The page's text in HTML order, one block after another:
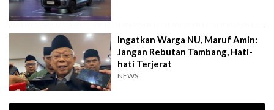
Ingatkan Warga NU, Maruf Amin:
Jangan Rebutan Tambang, Hati-
hati Terjerat
NEWS